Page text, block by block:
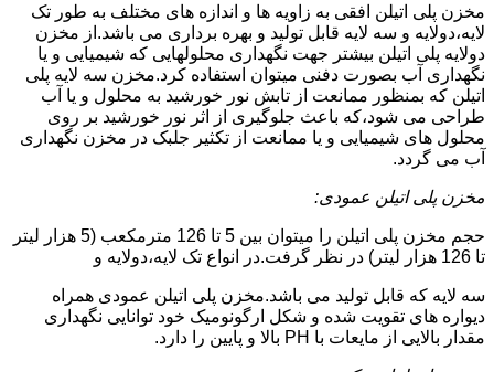
مخزن پلی اتیلن افقی به زاویه ها و اندازه های مختلف به طور تک
لایه،دولایه و سه لایه قابل تولید و بهره برداری می باشد.از مخزن
دولایه پلی اتیلن بیشتر جهت نگهداری محلولهایی که شیمیایی و یا
نگهداری آب بصورت دفنی میتوان استفاده کرد.مخزن سه لایه پلی
اتیلن که بمنظور ممانعت از تابش نور خورشید به محلول و یا آب
طراحی می شود،که باعث جلوگیری از اثر نور خورشید بر روی
محلول های شیمیایی و یا ممانعت از تکثیر جلبک در مخزن نگهداری
آب می گردد.
مخزن پلی اتیلن عمودی:
حجم مخزن پلی اتیلن را میتوان بین 5 تا 126 مترمکعب (5 هزار لیتر
تا 126 هزار لیتر) در نظر گرفت.در انواع تک لایه،دولایه و
سه لایه که قابل تولید می باشد.مخزن پلی اتیلن عمودی همراه
دیواره های تقویت شده و شکل ارگونومیک خود توانایی نگهداری
مقدار بالایی از مایعات با PH بالا و پایین را دارد.